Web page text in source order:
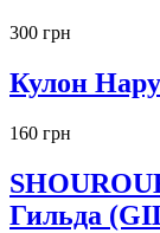
300 грн
Кулон
160 грн
Гильда